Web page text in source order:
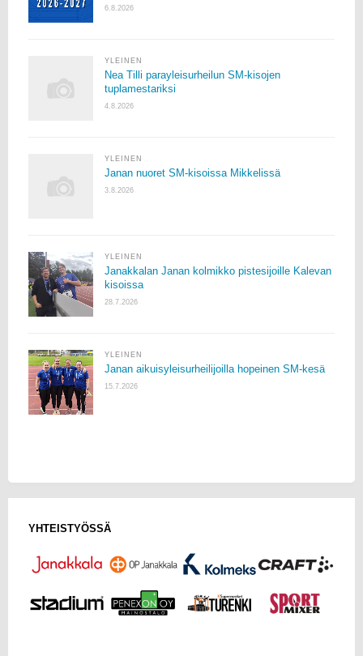
6.8.2026
YLEINEN
Nea Tilli parayleisurheilun SM-kisojen
tuplamestariksi
4.8.2026
YLEINEN
Janan nuoret SM-kisoissa Mikkelissä
3.8.2026
YLEINEN
Janakkalan Janan kolmikko pistesijoille Kalevan
kisoissa
28.7.2026
YLEINEN
Janan aikuisyleisurheilijoilla hopeinen SM-kesä
15.7.2026
YHTEISTYÖSSÄ